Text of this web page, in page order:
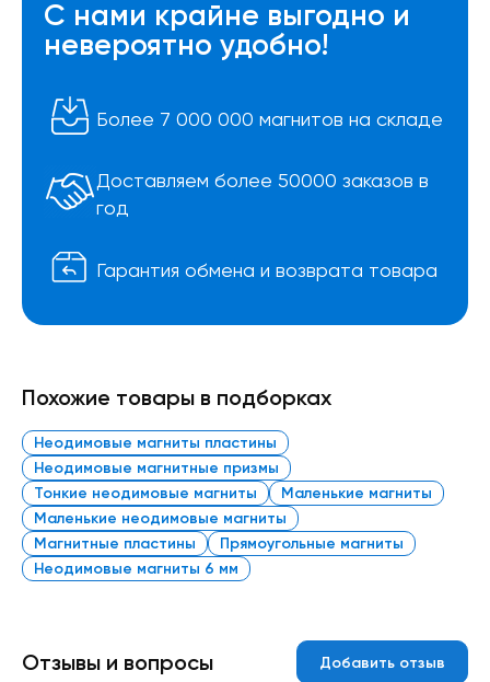
С нами крайне выгодно и
невероятно удобно!
Более 7 000 000 магнитов на складе
Доставляем более 50000 заказов в
год
Гарантия обмена и возврата товара
Похожие товары в подборках
Неодимовые магниты пластины
Неодимовые магнитные призмы
Тонкие неодимовые магниты
Маленькие магниты
Маленькие неодимовые магниты
Магнитные пластины
Прямоугольные магниты
Неодимовые магниты 6 мм
Отзывы и вопросы Добавить отзыв